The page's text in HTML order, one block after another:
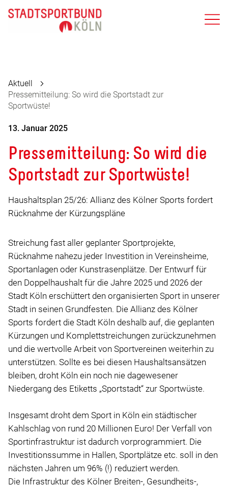
Aktuell
Pressemitteilung: So wird die Sportstadt zur
Sportwüste!
13. Januar 2025
Pressemitteilung: So wird die
Sportstadt zur Sportwüste!
Haushaltsplan 25/26: Allianz des Kölner Sports fordert
Rücknahme der Kürzungspläne
Streichung fast aller geplanter Sportprojekte,
Rücknahme nahezu jeder Investition in Vereinsheime,
Sportanlagen oder Kunstrasenplätze. Der Entwurf für
den Doppelhaushalt für die Jahre 2025 und 2026 der
Stadt Köln erschüttert den organisierten Sport in unserer
Stadt in seinen Grundfesten. Die Allianz des Kölner
Sports fordert die Stadt Köln deshalb auf, die geplanten
Kürzungen und Komplettstreichungen zurückzunehmen
und die wertvolle Arbeit von Sportvereinen weiterhin zu
unterstützen. Sollte es bei diesen Haushaltsansätzen
bleiben, droht Köln ein noch nie dagewesener
Niedergang des Etiketts „Sportstadt“ zur Sportwüste.
Insgesamt droht dem Sport in Köln ein städtischer
Kahlschlag von rund 20 Millionen Euro! Der Verfall von
Sportinfrastruktur ist dadurch vorprogrammiert. Die
Investitionssumme in Hallen, Sportplätze etc. soll in den
nächsten Jahren um 96% (!) reduziert werden.
Die Infrastruktur des Kölner Breiten-, Gesundheits-,